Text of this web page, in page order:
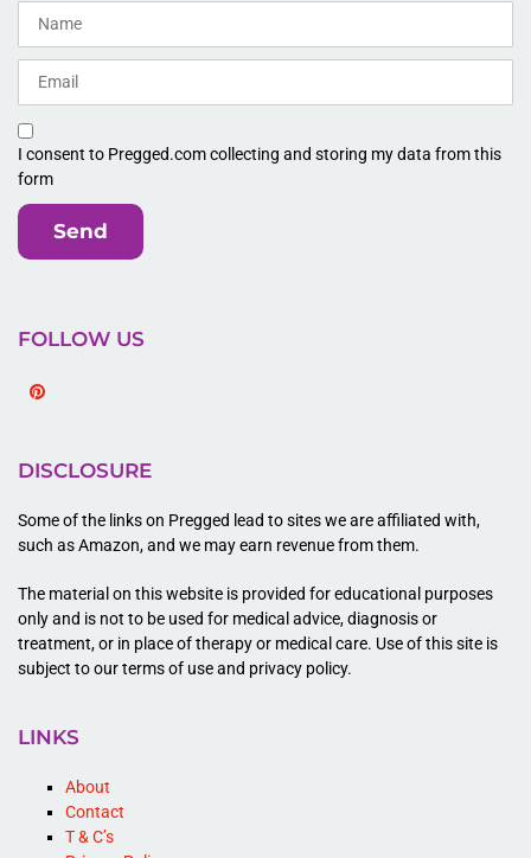
I consent to Pregged.com collecting and storing my data from this
form
Send
FOLLOW US
DISCLOSURE
Some of the links on Pregged lead to sites we are affiliated with,
such as Amazon, and we may earn revenue from them.
The material on this website is provided for educational purposes
only and is not to be used for medical advice, diagnosis or
treatment, or in place of therapy or medical care. Use of this site is
subject to our terms of use and privacy policy.
LINKS
About
Contact
T & C’s